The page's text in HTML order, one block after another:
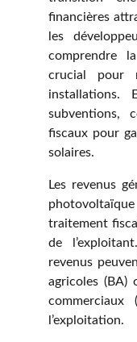
financières
les
comprendre
crucial pour
installations.
subventions,
fiscaux pour
solaires.
Les revenus
traitement
de
revenus
agricoles (BA)
l’exploitation.